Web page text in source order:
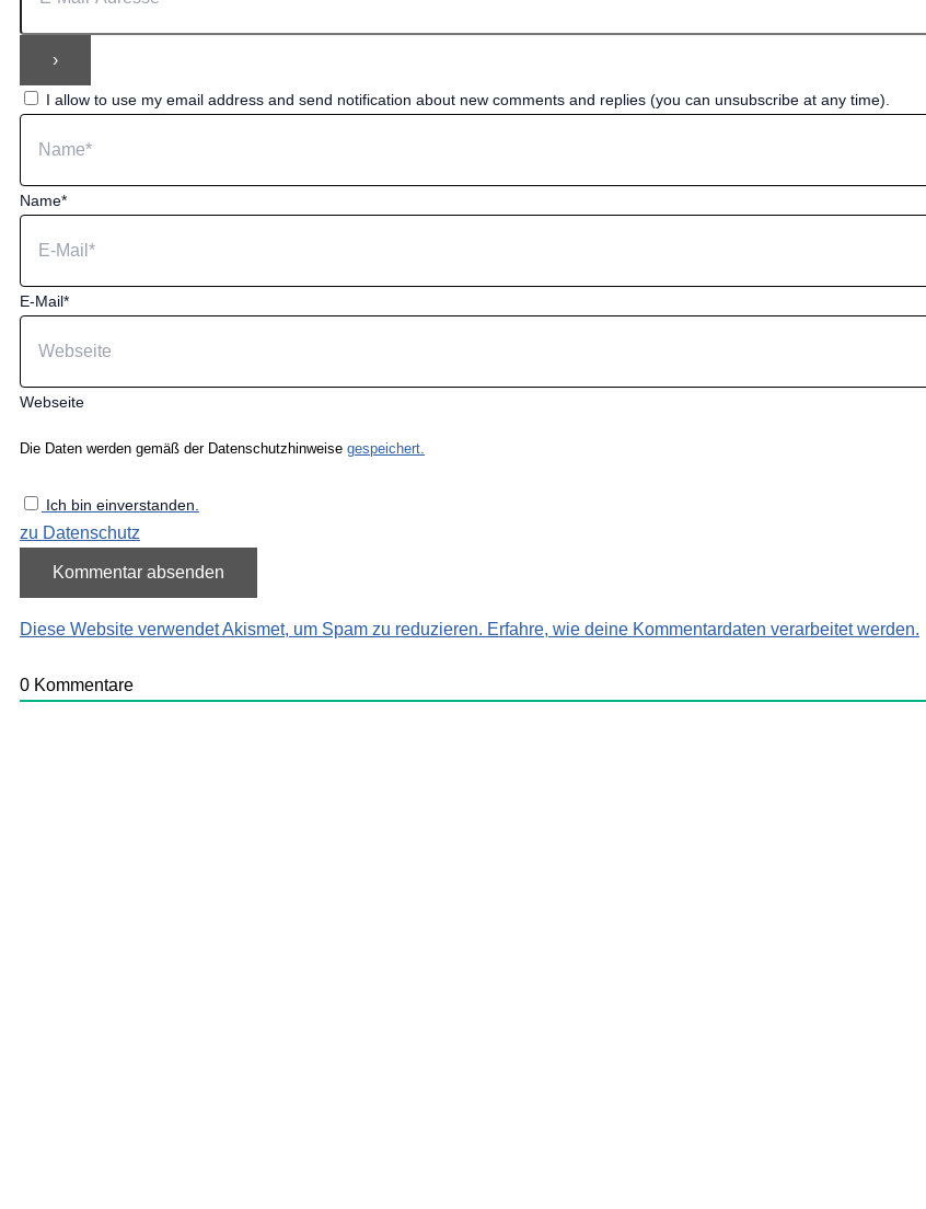
I allow to use my email address and send notification about new comments and replies (you can unsubscribe at any time).
Name*
E-Mail*
Webseite
Die Daten werden gemäß der Datenschutzhinweise gespeichert.
Ich bin einverstanden.
zu Datenschutz
Diese Website verwendet Akismet, um Spam zu reduzieren. Erfahre, wie deine Kommentardaten verarbeitet werden.
0 Kommentare